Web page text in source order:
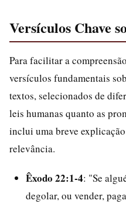
Versículos Chave
Para facilitar a
versículos fundamentais
textos, selecionados de
leis humanas quanto as
inclui uma breve
relevância.
Êxodo 22:1-4: "Se
degolar, ou vender,